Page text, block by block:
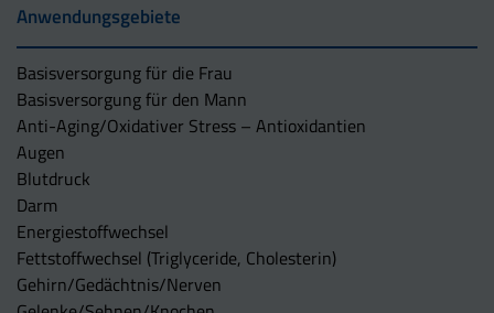
Anwendungsgebiete
Basisversorgung für die Frau
Basisversorgung für den Mann
Anti-Aging/Oxidativer Stress – Antioxidantien
Augen
Blutdruck
Darm
Energiestoffwechsel
Fettstoffwechsel (Triglyceride, Cholesterin)
Gehirn/Gedächtnis/Nerven